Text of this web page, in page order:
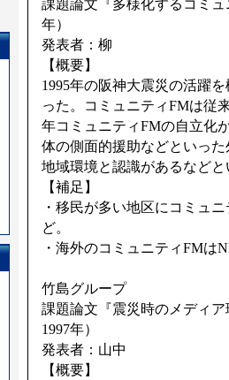
課題論文『多様化するコミ
年）
発表者：柳
【概要】
1995年の阪神大震災の活躍
った。コミュニティFMは従
年コミュニティFMの自立化
体の側面的援助などといっ
地域環境と認識があるなど
【補足】
・移民が多い地区にコミュ
ど。
・海外のコミュニティFMは
竹島グループ
課題論文『震災時のメディ
1997年）
発表者：山中
【概要】